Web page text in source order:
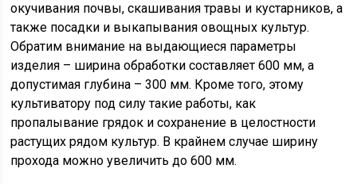
окучивания почвы, скашивания травы и кустарников, а
также посадки и выкапывания овощных культур.
Обратим внимание на выдающиеся параметры
изделия – ширина обработки составляет 600 мм, а
допустимая глубина – 300 мм. Кроме того, этому
культиватору под силу такие работы, как
пропалывание грядок и сохранение в целостности
растущих рядом культур. В крайнем случае ширину
прохода можно увеличить до 600 мм.